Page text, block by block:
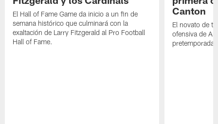
El Hall of Fame Game da inicio a un fin de
semana histórico que culminará con la
exaltación de Larry Fitzgerald al Pro Football
Hall of Fame.
Canton
El novato de
ofensiva de
pretemporada